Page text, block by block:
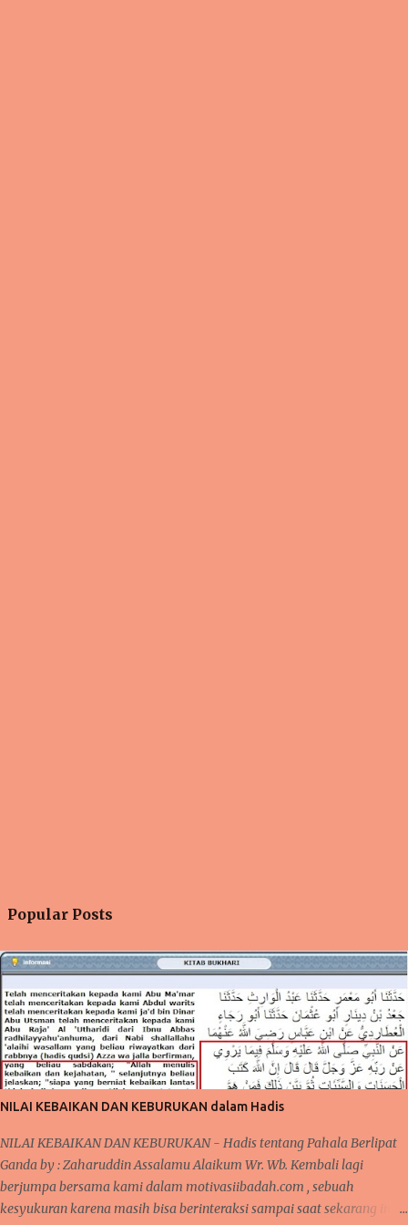
Popular Posts
NILAI KEBAIKAN DAN KEBURUKAN dalam Hadis
NILAI KEBAIKAN DAN KEBURUKAN - Hadis tentang Pahala Berlipat
Ganda by : Zaharuddin Assalamu Alaikum Wr. Wb. Kembali lagi
berjumpa bersama kami dalam motivasiibadah.com , sebuah
kesyukuran karena masih bisa berinteraksi sampai saat sekarang ini,